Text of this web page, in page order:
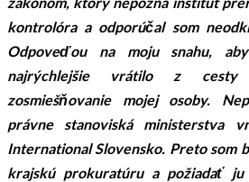
kontrolóra a odporúčal som
Odpoveďou na moju snahu,
najrýchlejšie vrátilo z cesty
zosmiešňovanie mojej osoby.
právne stanoviská ministerstva
International Slovensko. Preto som
krajskú prokuratúru a požiadať